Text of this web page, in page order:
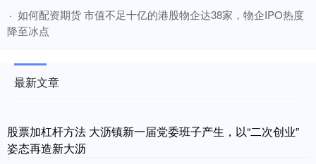
· ​如何配资期货 市值不足十亿的港股物企达38家，物企IPO热度
降至冰点
最新文章
股票加杠杆方法 大沥镇新一届党委班子产生，以“二次创业”
姿态再造新大沥